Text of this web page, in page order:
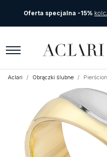
Oferta specjalna -15%
Aclari Obrączki ślubne